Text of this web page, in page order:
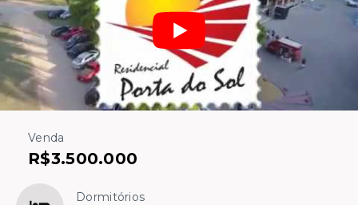
Venda
R$3.500.000
Dormitórios